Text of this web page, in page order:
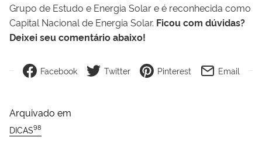
Grupo de Estudo e Energia Solar e é reconhecida como
Capital Nacional de Energia Solar. Ficou com dúvidas?
Deixei seu comentário abaixo!
Facebook Twitter Pinterest Email
Arquivado em
DICAS98